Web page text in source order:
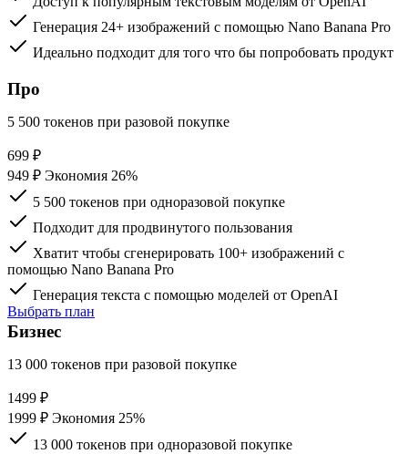
Генерация 24+ изображений с помощью Nano Banana Pro
Идеально подходит для того что бы попробовать продукт
Про
5 500 токенов при разовой покупке
699 ₽
949 ₽ Экономия 26%
5 500 токенов при одноразовой покупке
Подходит для продвинутого пользования
Хватит чтобы сгенерировать 100+ изображений с
помощью Nano Banana Pro
Генерация текста с помощью моделей от OpenAI
Выбрать план
Бизнес
13 000 токенов при разовой покупке
1499 ₽
1999 ₽ Экономия 25%
13 000 токенов при одноразовой покупке